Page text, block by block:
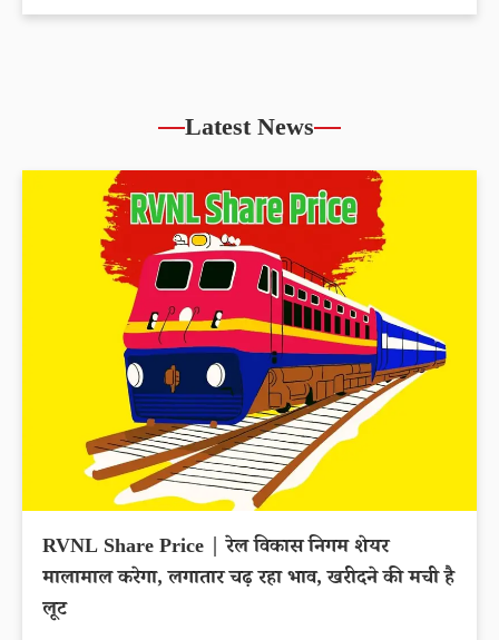
Latest News
RVNL Share Price | रेल विकास निगम शेयर
मालामाल करेगा, लगातार चढ़ रहा भाव, खरीदने की मची है
लूट